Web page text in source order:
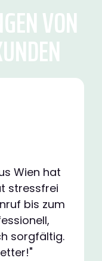
VON
Wien hat
stressfrei
bis zum
sorgfältig.